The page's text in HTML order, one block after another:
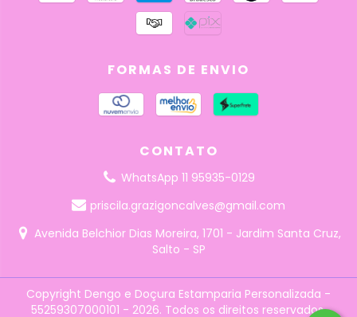
FORMAS DE ENVIO
CONTATO
WhatsApp 11 95935-0129
priscila.grazigoncalves@gmail.com
Avenida Belchior Dias Moreira, 1701 - Jardim Santa Cruz,
Salto - SP
Copyright Dengo e Doçura Estamparia Personalizada -
55259307000101 - 2026. Todos os direitos reservados.